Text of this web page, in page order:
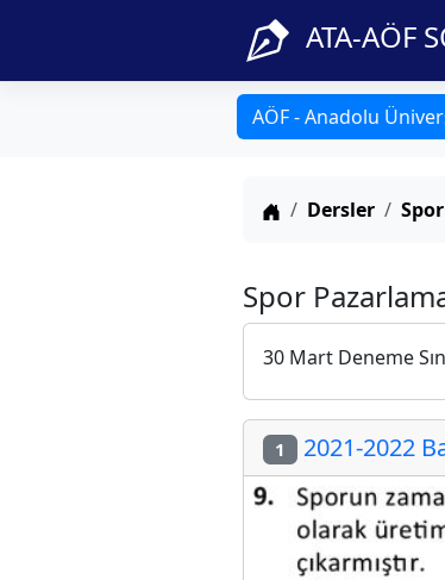
ATA-AÖF
AÖF - Anadolu
Anasayfa
Dersler
Spor
30 Mart Deneme
1 2021-2022